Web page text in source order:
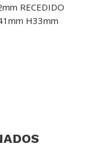
RECEDIDO
H33mm